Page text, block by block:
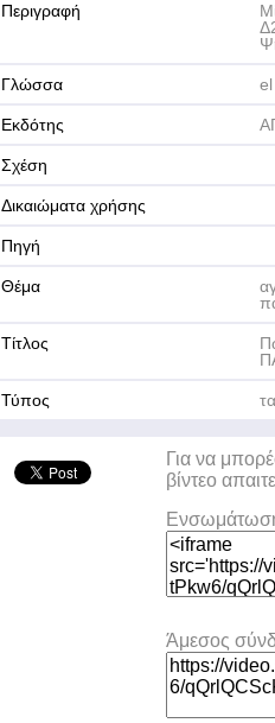
Περιγραφή
Γλώσσα el
Εκδότης
Σχέση
Δικαιώματα χρήσης
Πηγή
Θέμα
Τίτλος
Τύπος
Για να
βίντεο
Άμεσος